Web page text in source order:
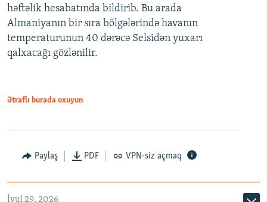
həftəlik hesabatında bildirib. Bu arada
Almaniyanın bir sıra bölgələrində havanın
temperaturunun 40 dərəcə Selsidən yuxarı
qalxacağı gözlənilir.
Ətraflı burada oxuyun
Paylaş PDF VPN-siz açmaq
İyul 29, 2026